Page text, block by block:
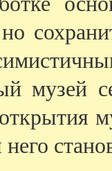
музей
него